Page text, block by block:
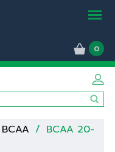
0
BCAA / BCAA 20-